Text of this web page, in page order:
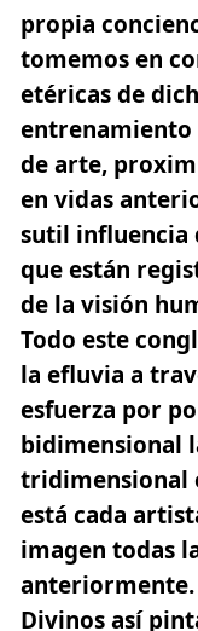
propia
tomemos en
etéricas de
entrenamiento
de arte,
en vidas
sutil influencia
que están
de la visión
Todo este
la efluvia a
esfuerza por
bidimensional
tridimensional
está cada
imagen todas
anteriormente.
Divinosasí